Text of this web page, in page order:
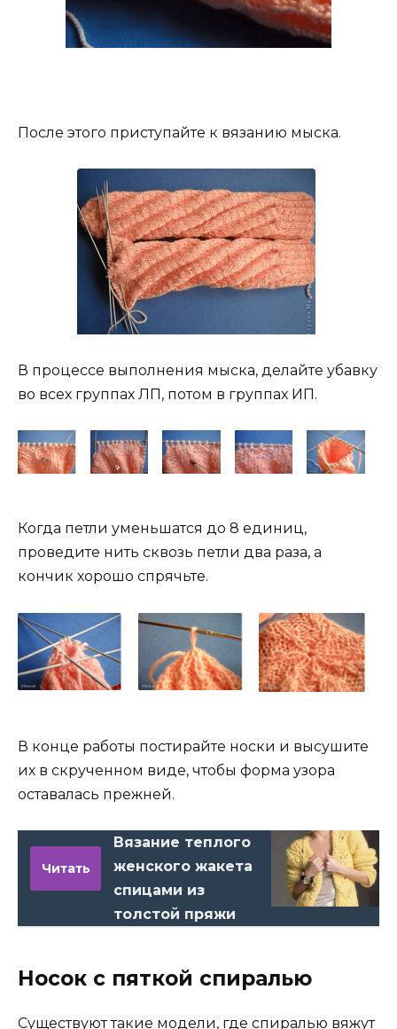
После этого приступайте к вязанию мыска.
В процессе выполнения мыска, делайте убавку
во всех группах ЛП, потом в группах ИП.
Когда петли уменьшатся до 8 единиц,
проведите нить сквозь петли два раза, а
кончик хорошо спрячьте.
В конце работы постирайте носки и высушите
их в скрученном виде, чтобы форма узора
оставалась прежней.
Читать
Вязание теплого
женского жакета
спицами из
толстой пряжи
Носок с пяткой спиралью
Существуют такие модели, где спиралью вяжут